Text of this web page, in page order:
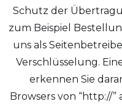
Schutz der
zum Beispiel
uns als
Verschlüsselung.
erkennen Sie
Browsers von “http://